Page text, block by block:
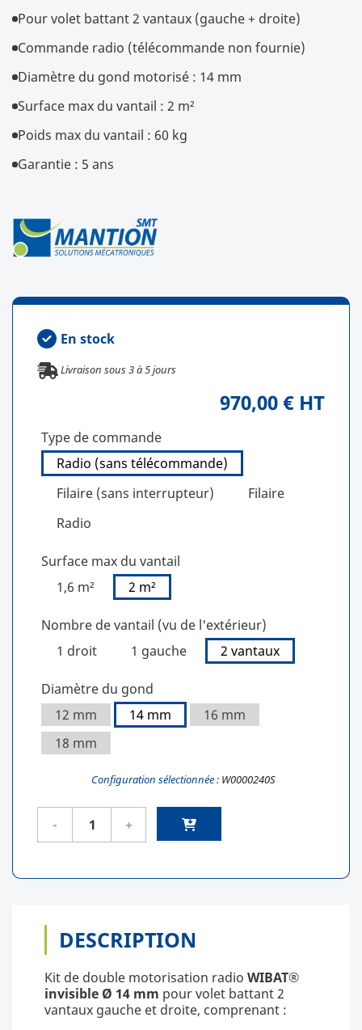
Pour volet battant 2 vantaux (gauche + droite)
Commande radio (télécommande non fournie)
Diamètre du gond motorisé : 14 mm
Surface max du vantail : 2 m²
Poids max du vantail : 60 kg
Garantie : 5 ans
En stock
Livraison sous3à5jours
970,00 € HT
Type de commande
Radio (sans télécommande)
Filaire (sans interrupteur)
Filaire
Radio
Surface max du vantail
1,6 m²
2 m²
Nombre de vantail (vu de l'extérieur)
1 droit
1 gauche 2 vantaux
Diamètre du gond
12 mm
14 mm
16 mm
18 mm
Configuration sélectionnée : W0000240S
DESCRIPTION
Kit de double motorisation radio WIBAT®
invisible Ø 14 mm pour volet battant 2
vantaux gauche et droite, comprenant :